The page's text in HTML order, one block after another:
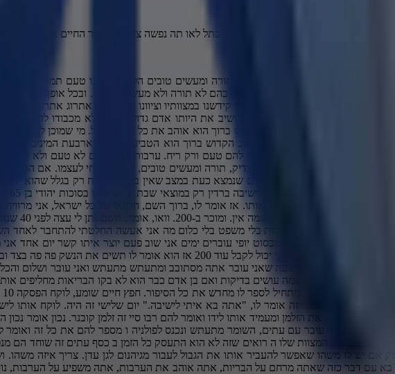
מהרה אמן אמן לעילוי נשמת סוניה בתל לאו תה נפשה צרורה בצרור החיים אל מלא
יום אחד אני מדבר איתו ומדבר ומדבר ומדבר והם מתחבבים ובסוף אני שולף לו חפיסה סיגריות ונותן לו מתנהפ איך הוא מבסוט יופי עוברים ימים אני שוב פעם יוצר איתו קשר יום אחד אני מחליט שהוא מבושל טוב ואז אני אומר לו כמה אתה מרוויח אומר 40 רובל לחודשוא אומר מה מה אתה אומר אם יהיה לך עוד 200 וואו דבר גדול מאוד איך אני יכול לקבל עוד 200 אז הוא אומר לו תשים את הנשק פה פה בצד ובוא איתי לשמה אני רוצה לדבר איתך מפחד שיתן לו כדור בראש הולך אומר לו תשמע אני אביא לך 200 רובל ביום פלוני יום אחרי זה אני עובר עם עגלה ובשעה שאני עובר אתה מסתובב ומתעתש מתעתש ואני עובר ושלום והכל בסדר וכל חודש אתה תקבל 200 יום אחרי זה אני עם עגלה אתה מתעתש ואני עובר כבוד הרב אני כבר 40 שנה עושה את זה איתו עכשיו הוא התבגר ו שמה עושים בדיקות ואם בן אדם כבר הוא לא בקו הבריאות מחליפים אותו אם מחליפים אותו אין לי פרנסה. כמוד הרב אני באתי במיוחד שתברך את גרמושקה. החופץ חיים שומע את זה ואומר לו תספר לי עוד פעם את הסיפור. מתחיל לספר לו מחדש את כל הסיפור. חפץ חיים שומע, לוקח הפסקה 10 דקות, ספר לי עוד פעם מתחיל מחדש, מספר לו את הסיפור. טוב, מי שברך אבותינו יברך את גרמושקה ואת משפחתו, נותן ברכה, חפץ חיים לגוי. ואחרי זה אומר לו, "אתה בא איתי לישיבה." יום שלישי זה היה. לוקח אותו לישיבה. כל התלמידים 200 לא מאמינים. החופץ חיים מגיע ביום שלישי. איזה אירוע, מי יודע מה קרה. אומר לכולם לשבת והוא רוצה לדבר. לוקח לידו את הזלמן ומעמיד אותו לידו ואומר להם רבו סיי זה זלמן קובנר. נכון אומר נכון הוא מרוויח 2000 רובל בחודש נכון נכון איך הוא מרוויח את זה הוא נותן כבוד הרב אל תדבר אומר לו אל תדאגן משטרה והכל בסדר הוא נותן שוחד עובר עם עתים, השומר מתעתש ונכנס לפולניה ו מספר להם את כל זה ואומר להם מה שמועיל פה מועיל גם שמה שב שמה עכשיו אומר לו שב שב שורה ראשונה יושב זלמן אומר אחרי 20 שנה זלמן עולה לשמיים ובודקים את המצוות שלו ה רואים שזה לא הוא התעסק כל הזמן ב כסף עתים זה שוחד הם מנפחים לו את התפילות בודקים כמה נפח יש בהם כמה בסדר כמה לא זה טוב בקיצור המצב לא טוב. המצב לא טוב אבל מנסים לבדוק אם יש לו משהו שאפשר להעביר אותו את הגבול לעבור מגיהנום לגן עדן. צריך איזה משהו. ושואלים אותו, תגיד לי, אתה ריחמת על הבריות? כי מי שמרחם על הבריות מרחמים עליו למעלה. זה השוחד. גם בשמיים אם אתה בא עם דבר כזה שאתה מרחם על הבריות, אתה אוהב את הערבות, אתה משפיע על הערבות, נותן בהם חיות, אתה מוכן להתאגד איתם, אתה משתמש בכסף ב-2000 רובל ואתה נותן הבריות ומרחם עליהם. אפשר להעביר אותך את הגבול. מתעדשים ומעבירים אותך. יש כמה דברים שמצליחים להציל את הבן אדם כמו ייסורים, כמו זה, כמו ויטורים, כמו גם שמה יש התעצשויות כאילו שלהעביר את הבן אדם. זה סיפר החפץ חיים לקח אותו במיוחד ביום שלישי. עצר את הכל בישיבה ונתן להם הוא תחזור עוד פעם על הסיפור תחזור עוד פעם על הסיפור פש ככה 40 שנה אתה עובר ולוקח פש איזה תפס טוב נחזור לעניין הערבה יש דבר מעניין בערבה אחרי יום אחד בלבד היא כבר מתחילה לנבול אבל אפשר לשמור אותה טריה אם חותחים חתיכה מלמטה ושמים במים שעה פתאום היא קמה לדחייה הערבה נבולה שבה ללבלב פלא הקדוש ברוך הוא עשה לערבה תכונה כזו שאם קוצצים ממנה חתיכה קטנה ושמים בה מים מקבלת חי דרך אגב, המלצה כשלוקחים את כל הארבעת המינים ושמים בשקית שבה קיבלו את הערבה ומשאירים למטה טיפה מים אז כל ארבעת המינים שותים במשך כל השבוע זה יישאר טרי תעבירו למה הדבר דומה לאדם שהוא קבור ופתאום נפתחות לו העיניים מתחיל לחייך. למה? הערבה היא בלי טעם, בלי ריח. גם אדם כזה שאין בו טעם ריח לא תורה ולא מצוות, אם נותנים לו קצת מים, קצת חיוך, קצת חיוך, מחייכים לו, מראים לו חביבות, הוא מקבל חיות חדשה. גם אם הוא בדרגה נמוכה, כשהוא רואה שמושיטים לו יד וחושבים עליו, הוא מתחיל לפרוח. הוא יכול להתחבר ולהתעגד. ואתה אומר לו אתה בא אפשר יש פה מניין וזה מדי פעם בואזה בא בחג הסוכות אומר לנו הקדוש ברוך הוא לקחת את הערבה אולי זה נראה דבר מוזר למה לחבר לכל השלושה מינים לחבר דבר שאין בו טעם ואין בו ריח מה העניין פה אומר לנו בורא עולם, אתה לוקח לו לב, בודק שהוא סגול לחלוטין וישר כמו סרגל, לוקח את האתרוג ובודק שהוא נקי ואין בו שום נקודה שחורה חלילה ואין בו שום כלום והוא יפה במראהו. אתה לוקח הדס ובודק שהוא משולש ומהודר והוא עבות ויוצא מכן אחד והערבה נראית חסרת טעם וריח אבל תתבונן מי ברא את הערבה הרי גם מי יציר כפיו של השם יתברך אתם יודעים שהמדרש אומר ש משה רבנו כשלא היה מים הוא השליך מר אל המים וימתקו המים מה הוא השליך אומר המדרש ערבה וימתקו המים עם מר אפשר להמתיק את מר ולעשות ממנו מתוק מינוס ומינוס פלוס מדהים הערבה הציר כפיו של הקדוש ברוך הוא, תאגוד אותה עם הלולב והאדסים ושהיא רואה שמעריכים